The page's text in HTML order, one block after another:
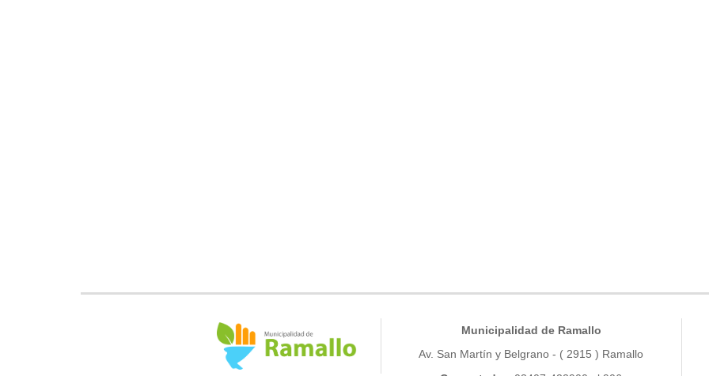
Municipalidad de Ramallo
Av. San Martín y Belgrano - ( 2915 ) Ramallo